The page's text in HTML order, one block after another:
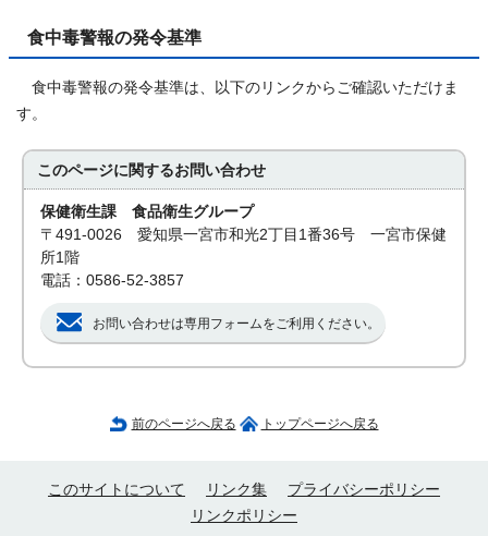
食中毒警報の発令基準
食中毒警報の発令基準は、以下のリンクからご確認いただけま
す。
このページに関するお問い合わせ
保健衛生課 食品衛生グループ
〒491-0026 愛知県一宮市和光2丁目1番36号 一宮市保健
所1階
電話：0586-52-3857
お問い合わせは専用フォームをご利用ください。
前のページへ戻る トップページへ戻る
このサイトについて リンク集
プライバシーポリシー
リンクポリシー